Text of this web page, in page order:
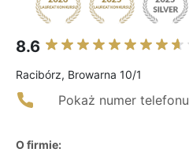
8.6
Racibórz, Browarna 10/1
Pokaż numer telefonu
O firmie: